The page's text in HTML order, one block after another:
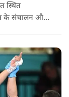
स्थित
के संचालन और